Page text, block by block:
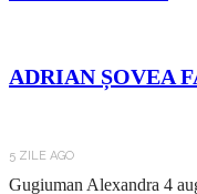
ADRIAN ȘOVEA
5 ZILE AGO
Gugiuman Alexandra 4